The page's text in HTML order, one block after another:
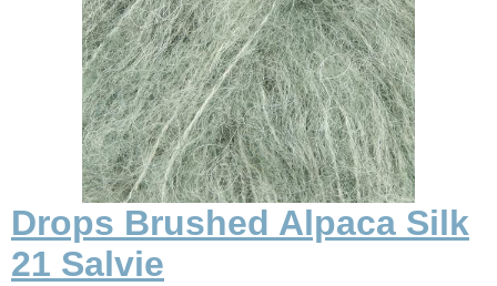
Drops Brushed Alpaca Silk
21 Salvie